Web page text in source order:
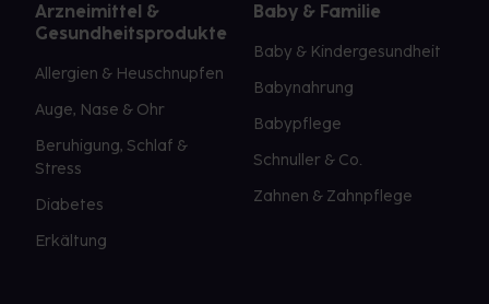
Arzneimittel &
Gesundheitsprodukte
Allergien & Heuschnupfen
Auge, Nase & Ohr
Beruhigung, Schlaf &
Stress
Diabetes
Erkältung
Baby & Familie
Baby & Kindergesundheit
Babynahrung
Babypflege
Schnuller & Co.
Zahnen & Zahnpflege